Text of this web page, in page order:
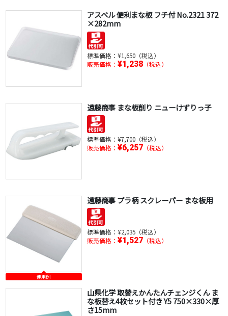
アスベル 便利まな板 フチ付 No.2321 372
×282mm
標準価格： ¥1,650（税込）
販売価格： ¥1,238（税込）
遠藤商事 まな板削り ニューけずりっ子
標準価格： ¥7,700（税込）
販売価格： ¥6,257（税込）
使用例
遠藤商事 プラ柄 スクレーパー まな板用
標準価格： ¥2,035（税込）
販売価格： ¥1,527（税込）
山県化学 取替えかんたんチェンジくん ま
な板替え4枚セット付き Y5 750×330×厚
さ15mm